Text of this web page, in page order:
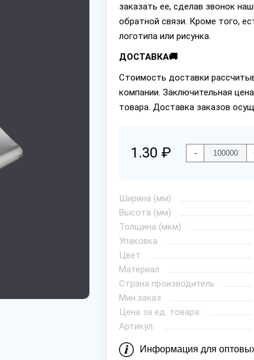
заказать ее, сделав звонок
обратной связи. Кроме того,
логотипа или рисунка.
ДОСТАВКА🚚
Стоимость доставки
компании. Заключительная
товара. Доставка заказов
1.30 ₽ -
Ширина (мм)
Высота (мм)
Толщина (мкм)
Упаковка
Цвет
Материал
Страна производитель
Мин.заказ
Цена за ед. товара:
Артикул:
Информация для